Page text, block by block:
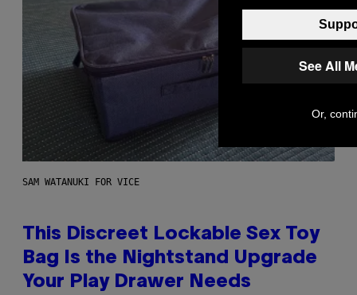
SAM WATANUKI FOR VICE
This Discreet Lockable Sex Toy
Bag Is the Nightstand Upgrade
Your Play Drawer Needs
See All
Or,